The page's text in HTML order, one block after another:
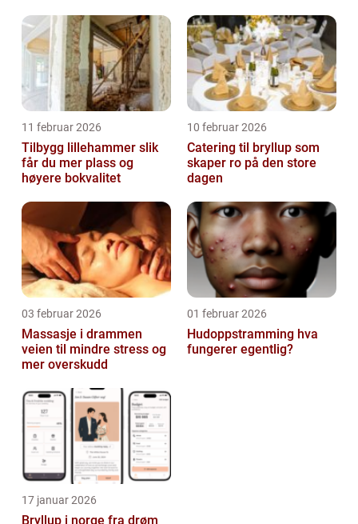
11 februar 2026
Tilbygg lillehammer slik
får du mer plass og
høyere bokvalitet
10 februar 2026
Catering til bryllup som
skaper ro på den store
dagen
03 februar 2026
Massasje i drammen
veien til mindre stress og
mer overskudd
01 februar 2026
Hudoppstramming hva
fungerer egentlig?
17 januar 2026
Bryllup i norge fra drøm